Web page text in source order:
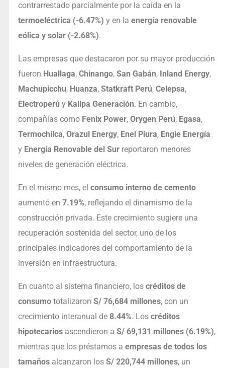
contrarrestado parcialmente por la caída en la
termoeléctrica (-6.47%) y en la energía renovable
eólica y solar (-2.68%).
Las empresas que destacaron por su mayor producción
fueron Huallaga, Chinango, San Gabán, Inland Energy,
Machupicchu, Huanza, Statkraft Perú, Celepsa,
Electroperú y Kallpa Generación. En cambio,
compañías como Fenix Power, Orygen Perú, Egasa,
Termochilca, Orazul Energy, Enel Piura, Engie Energía
y Energía Renovable del Surreportaron menores
niveles de generación eléctrica.
En el mismo mes, el consumo interno de cemento
aumentó en 7.19%, reflejando el dinamismo de la
construcción privada. Este crecimiento sugiere una
recuperación sostenida del sector, uno de los
principales indicadores del comportamiento de la
inversión en infraestructura.
En cuanto al sistema financiero, los créditos de
consumototalizaron S/ 76,684 millones, con un
crecimiento interanual de 8.44%. Los créditos
hipotecariosascendieron a S/ 69,131 millones (6.19%),
mientras que los préstamos a empresas de todos los
tamañosalcanzaron los S/ 220,744 millones, un